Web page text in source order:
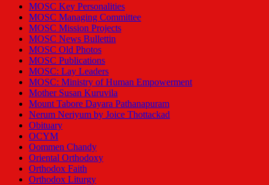
MOSC Key Personalities
MOSC Managing Committee
MOSC Mission Projects
MOSC News Bullettin
MOSC Old Photos
MOSC Publications
MOSC: Lay Leaders
MOSC: Ministry of Human Empowerment
Mother Susan Kuruvila
Mount Tabore Dayara Pathanapuram
Nerum Neriyum by Joice Thottackad
Obituary
OCYM
Oommen Chandy
Oriental Orthodoxy
Orthodox Faith
Orthodox Liturgy